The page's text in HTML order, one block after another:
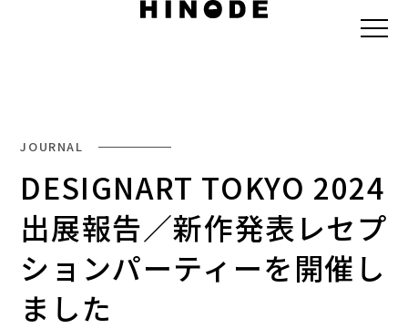
JOURNAL
DESIGNART TOKYO 2024
出展報告／新作発表レセプ
ションパーティーを開催し
ました